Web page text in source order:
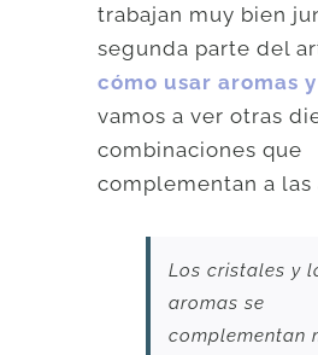
trabajan muy bien
segunda parte del
cómo usar aromas
vamos a ver otras
combinaciones que
complementan a las
Los cristales y
aromas se
complementan